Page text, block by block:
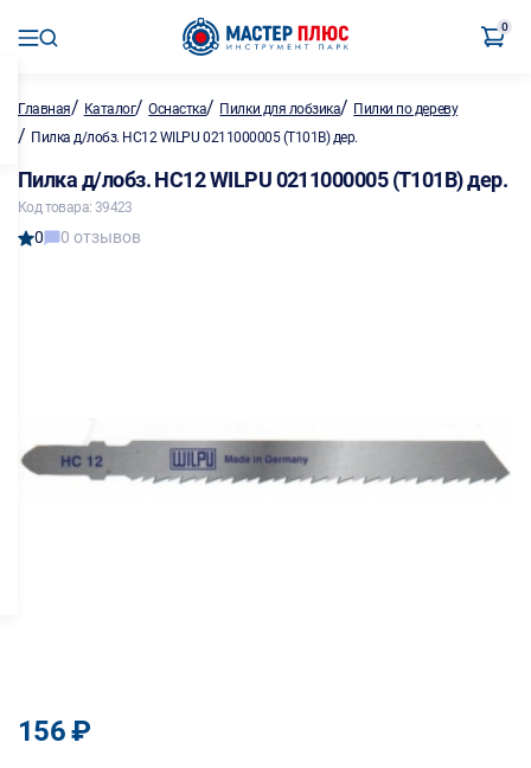
0
Главная/ Каталог/Оснастка/ Пилки для лобзика/ Пилки по дереву
/ Пилка д/лобз. HC12 WILPU 0211000005 (T101B) дер.
Пилка д/лобз. HC12 WILPU 0211000005 (T101B) дер.
Код товара: 39423
0 0 отзывов
156 ₽